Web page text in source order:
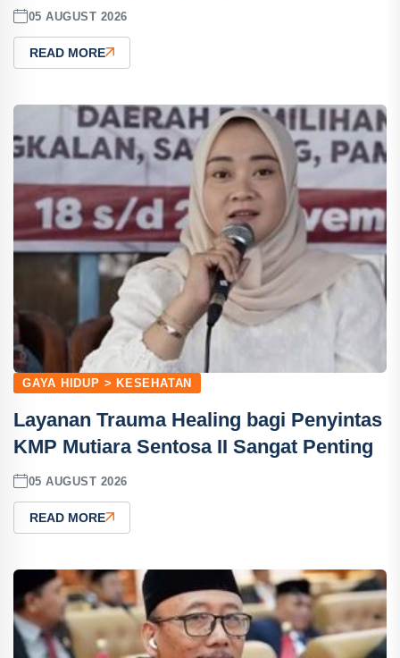
05 AUGUST 2026
READ MORE
GAYA HIDUP > KESEHATAN
Layanan Trauma Healing bagi Penyintas
KMP Mutiara Sentosa II Sangat Penting
05 AUGUST 2026
READ MORE